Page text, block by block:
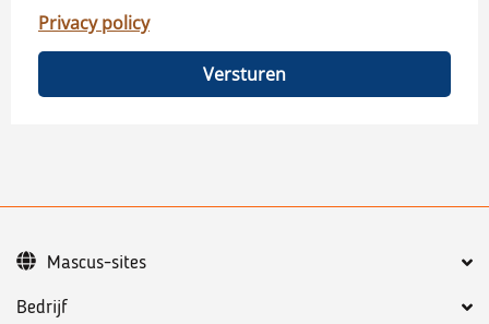
Privacy policy
Versturen
Bedrijf
Mascus-sites